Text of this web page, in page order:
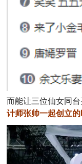
而能让三位仙女同
计师张帅一起创立